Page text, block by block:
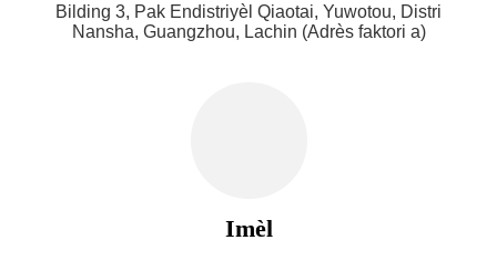
Bilding 3, Pak Endistriyèl Qiaotai, Yuwotou, Distri
Nansha, Guangzhou, Lachin (Adrès faktori a)
Imèl